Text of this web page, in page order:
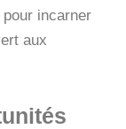
incarner
aux